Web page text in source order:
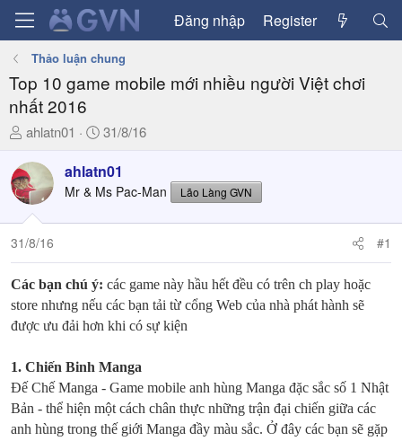
Đăng nhập Register
Thảo luận chung
Top 10 game mobile mới nhiều người Việt chơi
nhất 2016
T
r
e
a
d
s
t
a
r
t
e
ahlatn01
N
à
y
ử
31/8/16
ahlatn01
Mr & Ms Pac-Man Lão Làng GVN
31/8/16 #1
Các bạn chú ý: các game này hầu hết đều có trên ch play hoặc
store nhưng nếu các bạn tải từ cổng Web của nhà phát hành sẽ
được ưu đải hơn khi có sự kiện
1. Chiến Binh Manga
Đế Chế Manga - Game mobile anh hùng Manga đặc sắc số 1 Nhật
Bản - thể hiện một cách chân thực những trận đại chiến giữa các
anh hùng trong thế giới Manga đầy màu sắc. Ở đây các bạn sẽ gặp